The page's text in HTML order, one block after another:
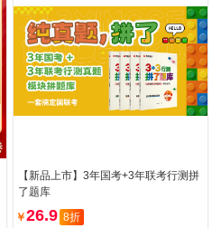
【新品上市】3年国考+3年联考行测拼
了题库
￥26.9 8折